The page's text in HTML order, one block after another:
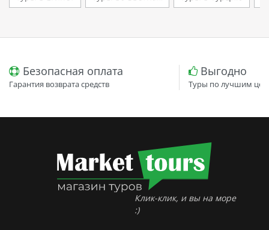
Безопасная оплата
Гарантия возврата средств
Выгодно
Туры по лучшим
Клик-клик, и вы на море
:)